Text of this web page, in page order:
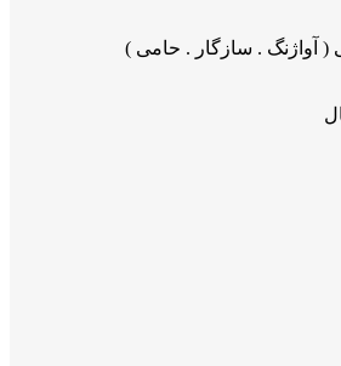
( آواژنگ . سازگار . حامی )